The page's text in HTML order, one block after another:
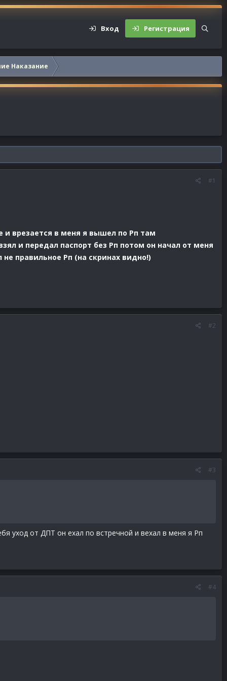
Вход Регистрация
Наказание
#1
и врезается в меня я вышел по Рп там
и передал паспорт без Рп потом он начал от меня
правильное Рп (на скринах видно!)
#2
#3
уход от ДПТ он ехал по встречной и вехал в меня я Рп
#4